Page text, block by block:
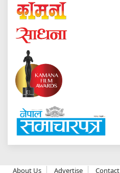
About Us Advertise Contact